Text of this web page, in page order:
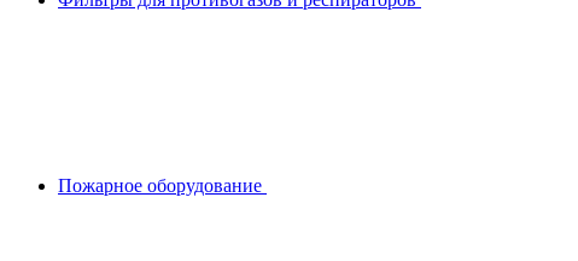
Пожарное оборудование